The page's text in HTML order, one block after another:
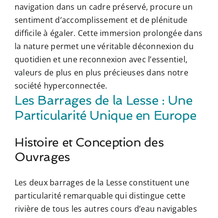
navigation dans un cadre préservé, procure un
sentiment d’accomplissement et de plénitude
difficile à égaler. Cette immersion prolongée dans
la nature permet une véritable déconnexion du
quotidien et une reconnexion avec l’essentiel,
valeurs de plus en plus précieuses dans notre
société hyperconnectée.
Les Barrages de la Lesse : Une
Particularité Unique en Europe
Histoire et Conception des
Ouvrages
Les deux barrages de la Lesse constituent une
particularité remarquable qui distingue cette
rivière de tous les autres cours d’eau navigables